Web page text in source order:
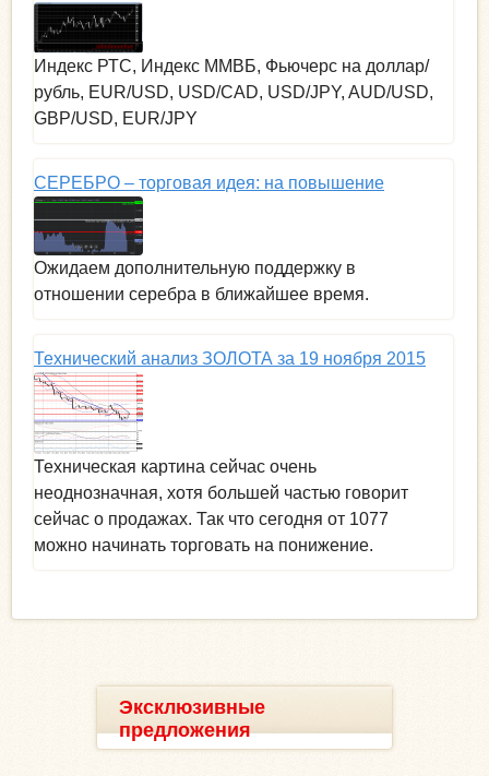
Индекс РТС, Индекс ММВБ, Фьючерс на доллар/
рубль, EUR/USD, USD/CAD, USD/JPY, AUD/USD,
GBP/USD, EUR/JPY
СЕРЕБРО – торговая идея: на повышение
Ожидаем дополнительную поддержку в
отношении серебра в ближайшее время.
Технический анализ ЗОЛОТА за 19 ноября 2015
Техническая картина сейчас очень
неоднозначная, хотя большей частью говорит
сейчас о продажах. Так что сегодня от 1077
можно начинать торговать на понижение.
Эксклюзивные
предложения